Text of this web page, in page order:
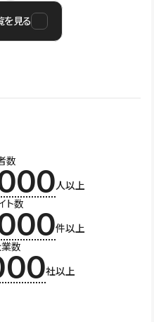
を見る
数
人以上
ト数
件以上
数
社以上